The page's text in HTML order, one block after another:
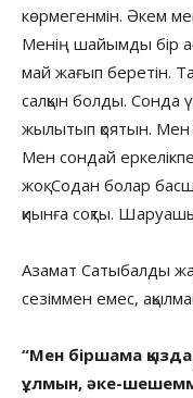
көрмегенмін. Әкем
Менің шайымды бір
май жағып беретін.
салқын болды. Сонда
жылытып қоятын.
Мен сондай
жоқ. Содан болар
қиынға соқты.
Азамат Сатыбалды
сезіммен емес,
“Мен біршама
ұлмын, әке-